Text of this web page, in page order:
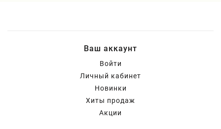
Ваш аккаунт
Войти
Личный кабинет
Новинки
Хиты продаж
Акции